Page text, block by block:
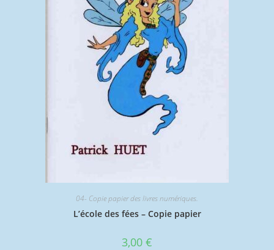
04- Copie papier des livres numériques.
L’école des fées – Copie papier
3,00 €